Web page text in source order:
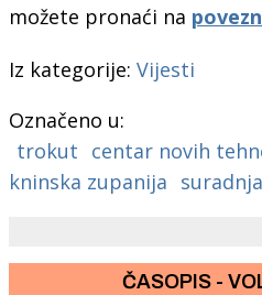
možete pronaći na
Iz kategorije: Vijesti
Označeno u:
trokut centar novih
kninska zupanija suradnja
ČASOPIS -